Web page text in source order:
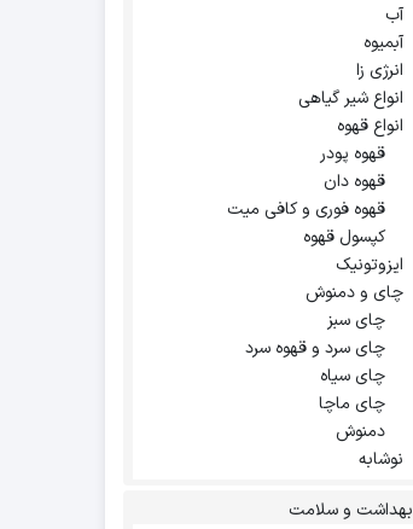
آب
آبمیوه
انرژی زا
انواع شیر گیاهی
انواع قهوه
قهوه پودر
قهوه دان
قهوه فوری و کافی میت
کپسول قهوه
ایزوتونیک
چای و دمنوش
چای سبز
چای سرد و قهوه سرد
چای سیاه
چای ماچا
دمنوش
نوشابه
بهداشت و سلامت